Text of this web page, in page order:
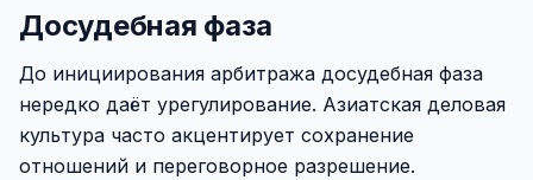
Досудебная фаза
До инициирования арбитража досудебная фаза
нередко даёт урегулирование. Азиатская деловая
культура часто акцентирует сохранение
отношений и переговорное разрешение.